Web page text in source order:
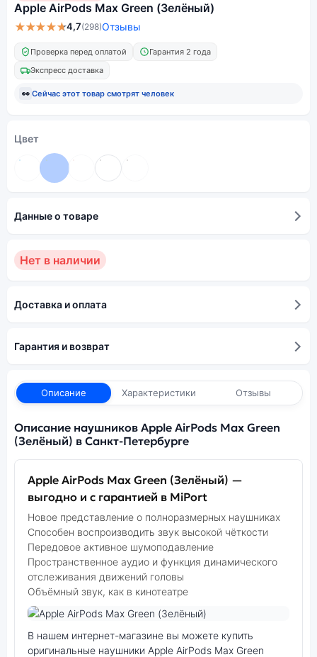
Apple AirPods Max Green (Зелёный)
★★★★★4,7(298)Отзывы
Проверка перед оплатой
Гарантия 2 года
Экспресс доставка
👀 Сейчас этот товар смотрят человек
Цвет
Данные о товаре
Нет в наличии
Доставка и оплата
Гарантия и возврат
Описание Характеристики Отзывы
Описание наушников Apple AirPods Max Green
(Зелёный) в Санкт-Петербурге
Apple AirPods Max Green (Зелёный) —
выгодно и с гарантией в MiPort
Новое представление о полноразмерных наушниках
Способен воспроизводить звук высокой чёткости
Передовое активное шумоподавление
Пространственное аудио и функция динамического
отслеживания движений головы
Объёмный звук, как в кинотеатре
В нашем интернет-магазине вы можете купить
оригинальные наушники Apple AirPods Max Green